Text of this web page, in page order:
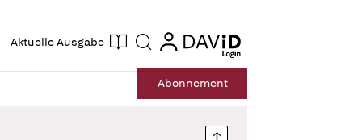
Aktuelle Ausgabe Suche login
login
Abonnement